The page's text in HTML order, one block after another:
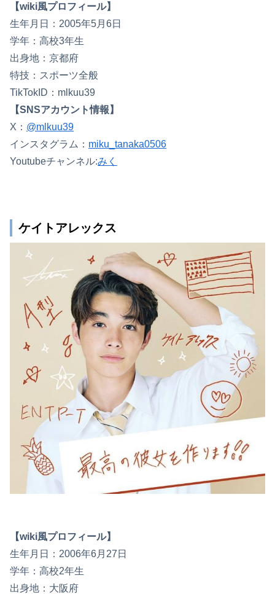
【wiki風プロフィール】
生年月日：2005年5月6日
学年：高校3年生
出身地：京都府
特技：スポーツ全般
TikTokID：mlkuu39
【SNSアカウント情報】
X： @mlkuu39
インスタグラム： miku_tanaka0506
Youtubeチャンネル:みく
ケイトアレックス
【wiki風プロフィール】
生年月日：2006年6月27日
学年：高校2年生
出身地：大阪府